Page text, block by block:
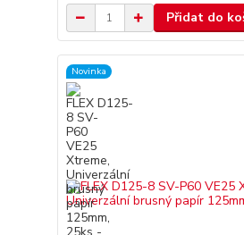
Přidat do
Novinka